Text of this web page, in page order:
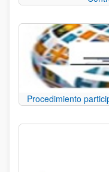
Procedimiento